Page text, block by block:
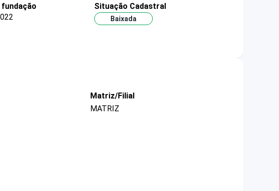
fundação
Situação Cadastral
Baixada
Matriz/Filial
MATRIZ